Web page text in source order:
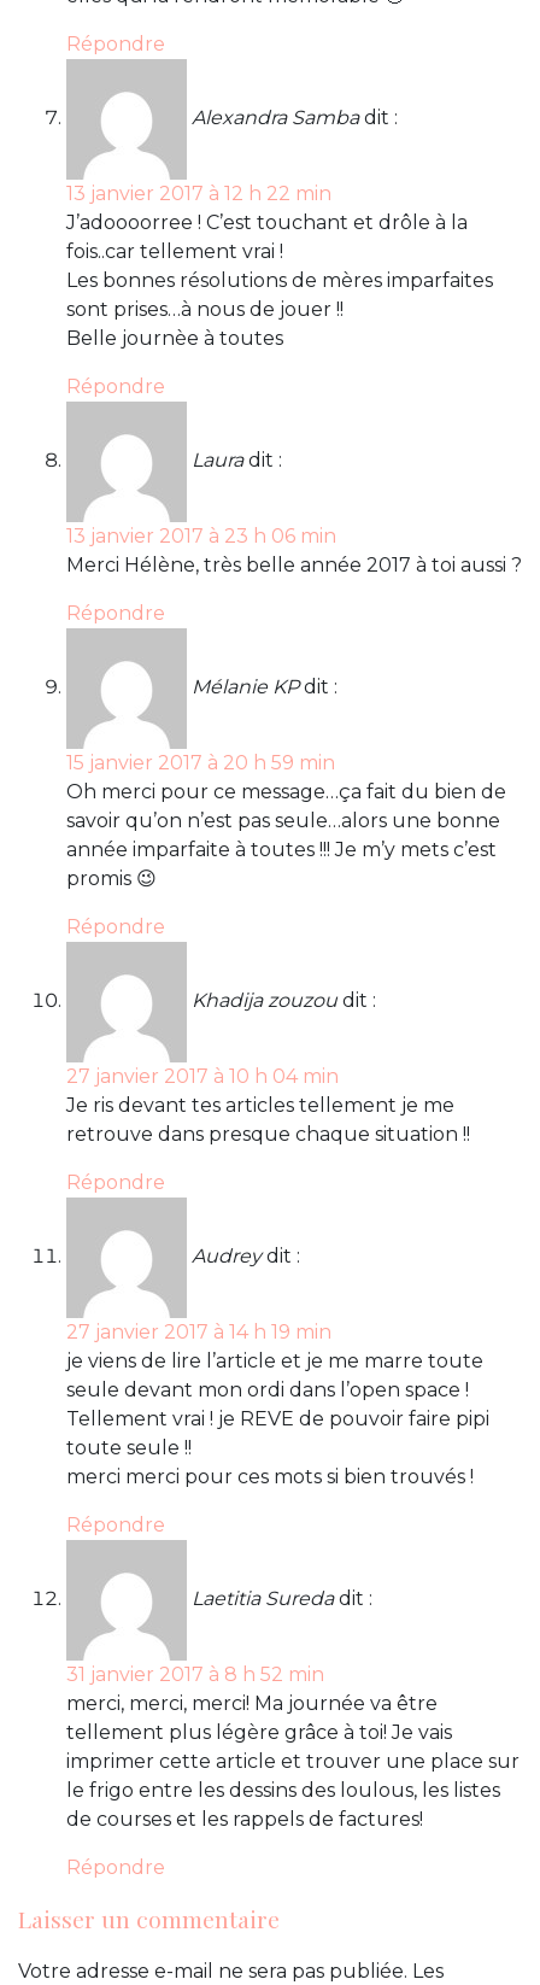
Répondre
Alexandra Samba dit :
13 janvier 2017 à 12 h 22 min
J’adoooorree ! C’est touchant et drôle à la
fois..car tellement vrai !
Les bonnes résolutions de mères imparfaites
sont prises…à nous de jouer !!
Belle journèe à toutes
Répondre
Laura dit :
13 janvier 2017 à 23 h 06 min
Merci Hélène, très belle année 2017 à toi aussi ?
Répondre
Mélanie KP dit :
15 janvier 2017 à 20 h 59 min
Oh merci pour ce message…ça fait du bien de
savoir qu’on n’est pas seule…alors une bonne
année imparfaite à toutes !!! Je m’y mets c’est
promis 😉
Répondre
Khadija zouzou dit :
27 janvier 2017 à 10 h 04 min
Je ris devant tes articles tellement je me
retrouve dans presque chaque situation !!
Répondre
Audrey dit :
27 janvier 2017 à 14 h 19 min
je viens de lire l’article et je me marre toute
seule devant mon ordi dans l’open space !
Tellement vrai ! je REVE de pouvoir faire pipi
toute seule !!
merci merci pour ces mots si bien trouvés !
Répondre
Laetitia Sureda dit :
31 janvier 2017 à 8 h 52 min
merci, merci, merci! Ma journée va être
tellement plus légère grâce à toi! Je vais
imprimer cette article et trouver une place sur
le frigo entre les dessins des loulous, les listes
de courses et les rappels de factures!
Répondre
Laisser un commentaire
Votre adresse e-mail ne sera pas publiée. Les